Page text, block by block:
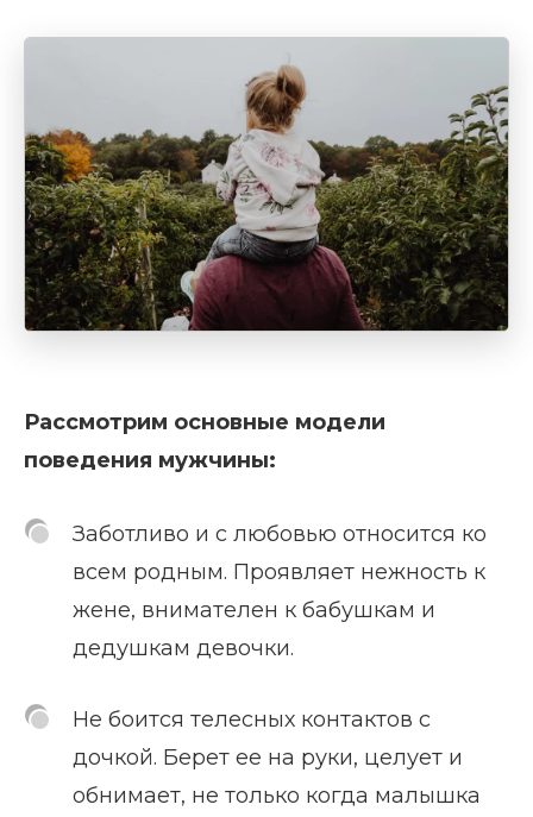
Рассмотрим основные модели
поведения мужчины:
Заботливо и с любовью относится ко
всем родным. Проявляет нежность к
жене, внимателен к бабушкам и
дедушкам девочки.
Не боится телесных контактов с
дочкой. Берет ее на руки, целует и
обнимает, не только когда малышка